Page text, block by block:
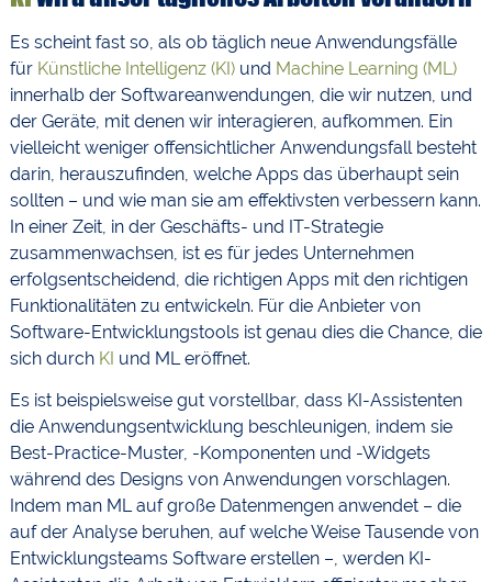
Es scheint fast so, als ob täglich neue Anwendungsfälle
für Künstliche Intelligenz (KI)und Machine Learning (ML)
innerhalb der Softwareanwendungen, die wir nutzen, und
der Geräte, mit denen wir interagieren, aufkommen. Ein
vielleicht weniger offensichtlicher Anwendungsfall besteht
darin, herauszufinden, welche Apps das überhaupt sein
sollten – und wie man sie am effektivsten verbessern kann.
In einer Zeit, in der Geschäfts- und IT-Strategie
zusammenwachsen, ist es für jedes Unternehmen
erfolgsentscheidend, die richtigen Apps mit den richtigen
Funktionalitäten zu entwickeln. Für die Anbieter von
Software-Entwicklungstools ist genau dies die Chance, die
sich durch KI und ML eröffnet.
Es ist beispielsweise gut vorstellbar, dass KI-Assistenten
die Anwendungsentwicklung beschleunigen, indem sie
Best-Practice-Muster, -Komponenten und -Widgets
während des Designs von Anwendungen vorschlagen.
Indem man ML auf große Datenmengen anwendet – die
auf der Analyse beruhen, auf welche Weise Tausende von
Entwicklungsteams Software erstellen –, werden KI-